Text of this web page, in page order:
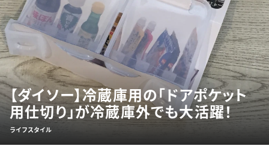
【ダイソー】冷蔵庫用の「ドアポケット
用仕切り」が冷蔵庫外でも大活躍！
ライフスタイル